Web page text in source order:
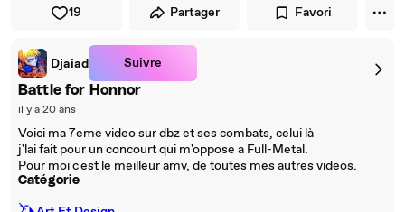
19 Partager Favori
Djaiad Suivre
Battle for Honnor
il y a 20 ans
Voici ma 7eme video sur dbz et ses combats, celui là
j'lai fait pour un concourt qui m'oppose a Full-Metal.
Pour moi c'est le meilleur amv, de toutes mes autres videos.
Catégorie